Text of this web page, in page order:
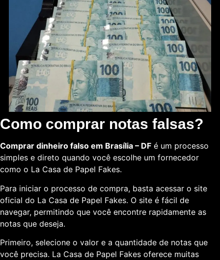
Como comprar notas falsas?
Comprar dinheiro falso em Brasília – DF é um processo
simples e direto quando você escolhe um fornecedor
como o La Casa de Papel Fakes.
Para iniciar o processo de compra, basta acessar o site
oficial do La Casa de Papel Fakes. O site é fácil de
navegar, permitindo que você encontre rapidamente as
notas que deseja.
Primeiro, selecione o valor e a quantidade de notas que
você precisa. La Casa de Papel Fakes oferece muitas